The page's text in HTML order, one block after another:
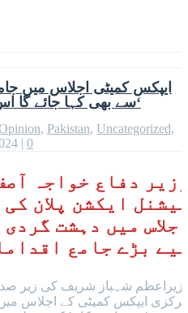
سے بھی کہا جائے گا اس میں سپورٹ فراہم کریں‘
, Pakistan, Uncategorized,
| 0
دفاع خواجہ
ایکشن پلان
میں دہشت
بڑے جامع
شہباز شریف کی زیر
ایپکس کمیٹی کے اجلاس